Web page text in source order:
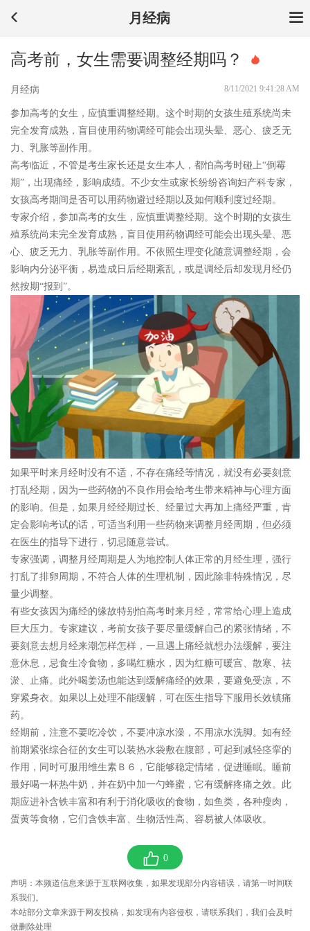
月经病
高考前，女生需要调整经期吗？
月经病 8/11/2021 9:41:28 AM
参加高考的女生，应慎重调整经期。这个时期的女孩生殖系统尚未
完全发育成熟，盲目使用药物调经可能会出现头晕、恶心、疲乏无
力、乳胀等副作用。
高考临近，不管是考生家长还是女生本人，都怕高考时碰上“倒霉
期”，出现痛经，影响成绩。不少女生或家长纷纷咨询妇产科专家，
女孩高考期间是否可以用药物避过经期以及如何顺利度过经期。
专家介绍，参加高考的女生，应慎重调整经期。这个时期的女孩生
殖系统尚未完全发育成熟，盲目使用药物调经可能会出现头晕、恶
心、疲乏无力、乳胀等副作用。不依照生理变化随意调整经期，会
影响内分泌平衡，易造成日后经期紊乱，或是调经后却发现月经仍
然按期“报到”。
如果平时来月经时没有不适，不存在痛经等情况，就没有必要刻意
打乱经期，因为一些药物的不良作用会给考生带来精神与心理方面
的影响。但是，如果月经经期过长、经量过大再加上痛经严重，肯
定会影响考试的话，可适当利用一些药物来调整月经周期，但必须
在医生的指导下进行，切忌随意尝试。
专家强调，调整月经周期是人为地控制人体正常的月经生理，强行
打乱了排卵周期，不符合人体的生理机制，因此除非特殊情况，尽
量少调整。
有些女孩因为痛经的缘故特别怕高考时来月经，常常给心理上造成
巨大压力。专家建议，考前女孩子要尽量缓解自己的紧张情绪，不
要刻意去想月经来潮怎样怎样，一旦遇上痛经就想办法缓解，要注
意休息，忌食生冷食物，多喝红糖水，因为红糖可暖宫、散寒、祛
淤、止痛。此外喝姜汤也能达到缓解痛经的效果，要避免受凉，不
穿紧身衣。如果以上处理不能缓解，可在医生指导下服用长效镇痛
药。
经期前，注意不要吃冷饮，不要冲凉水澡，不用凉水洗脚。如有经
前期紧张综合征的女生可以装热水袋敷在腹部，可起到减轻痉挛的
作用，同时可服用维生素Ｂ６，它能够稳定情绪，促进睡眠。睡前
最好喝一杯热牛奶，并在奶中加一勺蜂蜜，它有缓解疼痛之效。此
期应进补含铁丰富和有利于消化吸收的食物，如鱼类，各种瘦肉，
蛋黄等食物，它们含铁丰富、生物活性高、容易被人体吸收。
0
声明：本频道信息来源于互联网收集，如果发现部分内容错误，请第一时间联
系我们。
本站部分文章来源于网友投稿，如发现有内容侵权，请联系我们，我们会及时
做删除处理